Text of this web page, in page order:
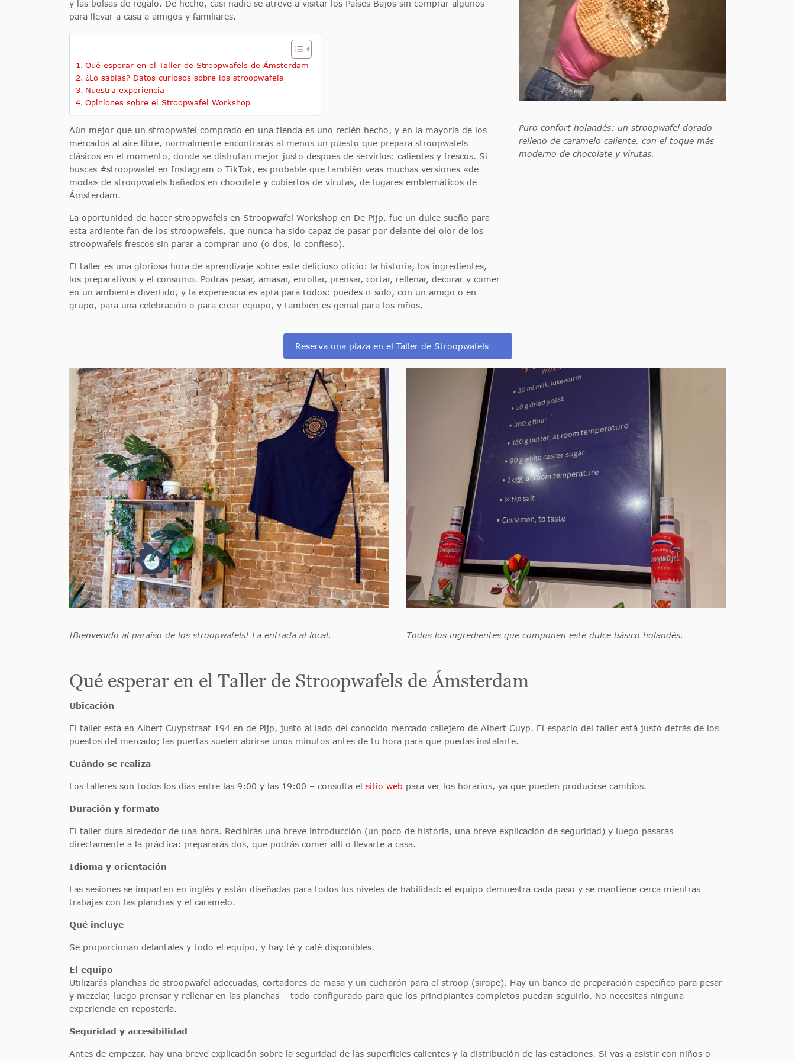
y las bolsas de regalo. De hecho, casi nadie se atreve a visitar los Países Bajos sin comprar algunos
para llevar a casa a amigos y familiares.
Qué esperar en el Taller de Stroopwafels de Ámsterdam
¿Lo sabías? Datos curiosos sobre los stroopwafels
Nuestra experiencia
Opiniones sobre el Stroopwafel Workshop
Aún mejor que un stroopwafel comprado en una tienda es uno recién hecho, y en la mayoría de los
mercados al aire libre, normalmente encontrarás al menos un puesto que prepara stroopwafels
clásicos en el momento, donde se disfrutan mejor justo después de servirlos: calientes y frescos. Si
buscas #stroopwafel en Instagram o TikTok, es probable que también veas muchas versiones «de
moda» de stroopwafels bañados en chocolate y cubiertos de virutas, de lugares emblemáticos de
Ámsterdam.
La oportunidad de hacer stroopwafels en Stroopwafel Workshop en De Pijp, fue un dulce sueño para
esta ardiente fan de los stroopwafels, que nunca ha sido capaz de pasar por delante del olor de los
stroopwafels frescos sin parar a comprar uno (o dos, lo confieso).
El taller es una gloriosa hora de aprendizaje sobre este delicioso oficio: la historia, los ingredientes,
los preparativos y el consumo. Podrás pesar, amasar, enrollar, prensar, cortar, rellenar, decorar y comer
en un ambiente divertido, y la experiencia es apta para todos: puedes ir solo, con un amigo o en
grupo, para una celebración o para crear equipo, y también es genial para los niños.
Puro confort holandés: un stroopwafel dorado
relleno de caramelo caliente, con el toque más
moderno de chocolate y virutas.
Reserva una plaza en el Taller de Stroopwafels
¡Bienvenido al paraíso de los stroopwafels! La entrada al local. Todos los ingredientes que componen este dulce básico holandés.
Qué esperar en el Taller de Stroopwafels de Ámsterdam
Ubicación
El taller está en Albert Cuypstraat 194 en de Pijp, justo al lado del conocido mercado callejero de Albert Cuyp. El espacio del taller está justo detrás de los
puestos del mercado; las puertas suelen abrirse unos minutos antes de tu hora para que puedas instalarte.
Cuándo se realiza
Los talleres son todos los días entre las 9:00 y las 19:00 – consulta el sitio web para ver los horarios, ya que pueden producirse cambios.
Duración y formato
El taller dura alrededor de una hora. Recibirás una breve introducción (un poco de historia, una breve explicación de seguridad) y luego pasarás
directamente a la práctica: prepararás dos, que podrás comer allí o llevarte a casa.
Idioma y orientación
Las sesiones se imparten en inglés y están diseñadas para todos los niveles de habilidad: el equipo demuestra cada paso y se mantiene cerca mientras
trabajas con las planchas y el caramelo.
Qué incluye
Se proporcionan delantales y todo el equipo, y hay té y café disponibles.
El equipo
Utilizarás planchas de stroopwafel adecuadas, cortadores de masa y un cucharón para el stroop (sirope). Hay un banco de preparación específico para pesar
y mezclar, luego prensar y rellenar en las planchas – todo configurado para que los principiantes completos puedan seguirlo. No necesitas ninguna
experiencia en repostería.
Seguridad y accesibilidad
Antes de empezar, hay una breve explicación sobre la seguridad de las superficies calientes y la distribución de las estaciones. Si vas a asistir con niños o